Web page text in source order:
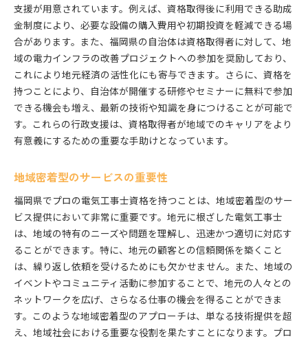
支援が用意されています。例えば、資格取得後に利用できる助成
金制度により、必要な設備の購入費用や初期投資を軽減できる場
合があります。また、福岡県の自治体は資格取得者に対して、地
域の電力インフラの改善プロジェクトへの参加を奨励しており、
これにより地元経済の活性化にも寄与できます。さらに、資格を
持つことにより、自治体が開催する研修やセミナーに無料で参加
できる機会も増え、最新の技術や知識を身につけることが可能で
す。これらの行政支援は、資格取得者が地域でのキャリアをより
有意義にするための重要な手助けとなっています。
地域密着型のサービスの重要性
福岡県でプロの電気工事士資格を持つことは、地域密着型のサー
ビス提供において非常に重要です。地元に根ざした電気工事士
は、地域の特有のニーズや問題を理解し、迅速かつ適切に対応す
ることができます。特に、地元の顧客との信頼関係を築くこと
は、繰り返し依頼を受けるためにも欠かせません。また、地域の
イベントやコミュニティ活動に参加することで、地元の人々との
ネットワークを広げ、さらなる仕事の機会を得ることができま
す。このような地域密着型のアプローチは、単なる技術提供を超
え、地域社会における重要な役割を果たすことになります。プロ